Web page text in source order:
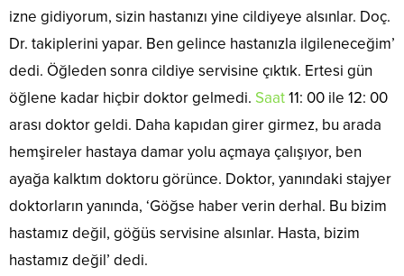
izne gidiyorum, sizin hastanızı yine cildiyeye alsınlar. Doç.
Dr. takiplerini yapar. Ben gelince hastanızla ilgileneceğim’
dedi. Öğleden sonra cildiye servisine çıktık. Ertesi gün
öğlene kadar hiçbir doktor gelmedi. Saat11: 00 ile 12: 00
arası doktor geldi. Daha kapıdan girer girmez, bu arada
hemşireler hastaya damar yolu açmaya çalışıyor, ben
ayağa kalktım doktoru görünce. Doktor, yanındaki stajyer
doktorların yanında, ‘Göğse haber verin derhal. Bu bizim
hastamız değil, göğüs servisine alsınlar. Hasta, bizim
hastamız değil’ dedi.